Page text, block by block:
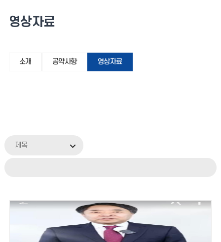
영상자료
소개 공약사항 영상자료
제목